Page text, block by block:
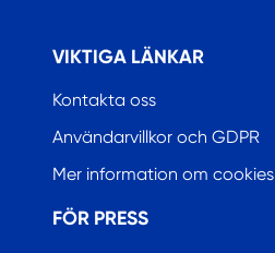
VIKTIGA LÄNKAR
Kontakta oss
Användarvillkor och GDPR
Mer information om cookies
FÖR PRESS